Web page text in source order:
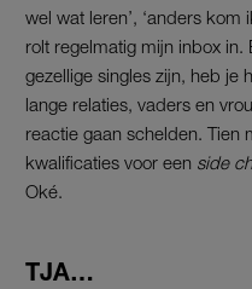
wel wat leren’, ‘anders kom
rolt regelmatig mijn inbox
gezellige singles zijn, heb je
lange relaties, vaders en
reactie gaan schelden. Tien
kwalificaties voor een side
Oké.
TJA…